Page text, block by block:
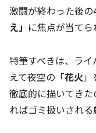
激闘が終わった後
え」 に焦点が当てら
特筆すべきは、ラ
えて夜空の「花火」
徹底的に描いてき
ればゴミ扱いされる